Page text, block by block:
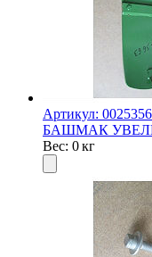
Артикул:
БАШМАК
Вес: 0 кг